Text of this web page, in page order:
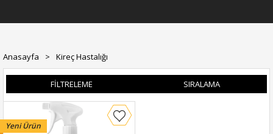
Anasayfa > Kireç Hastalığı
FILTRELEME SIRALAMA
Yeni Ürün